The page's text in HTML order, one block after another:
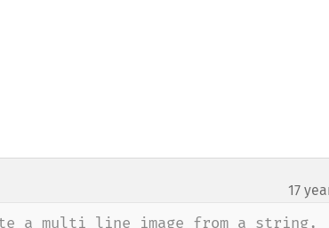
17
a multi line image from a string,